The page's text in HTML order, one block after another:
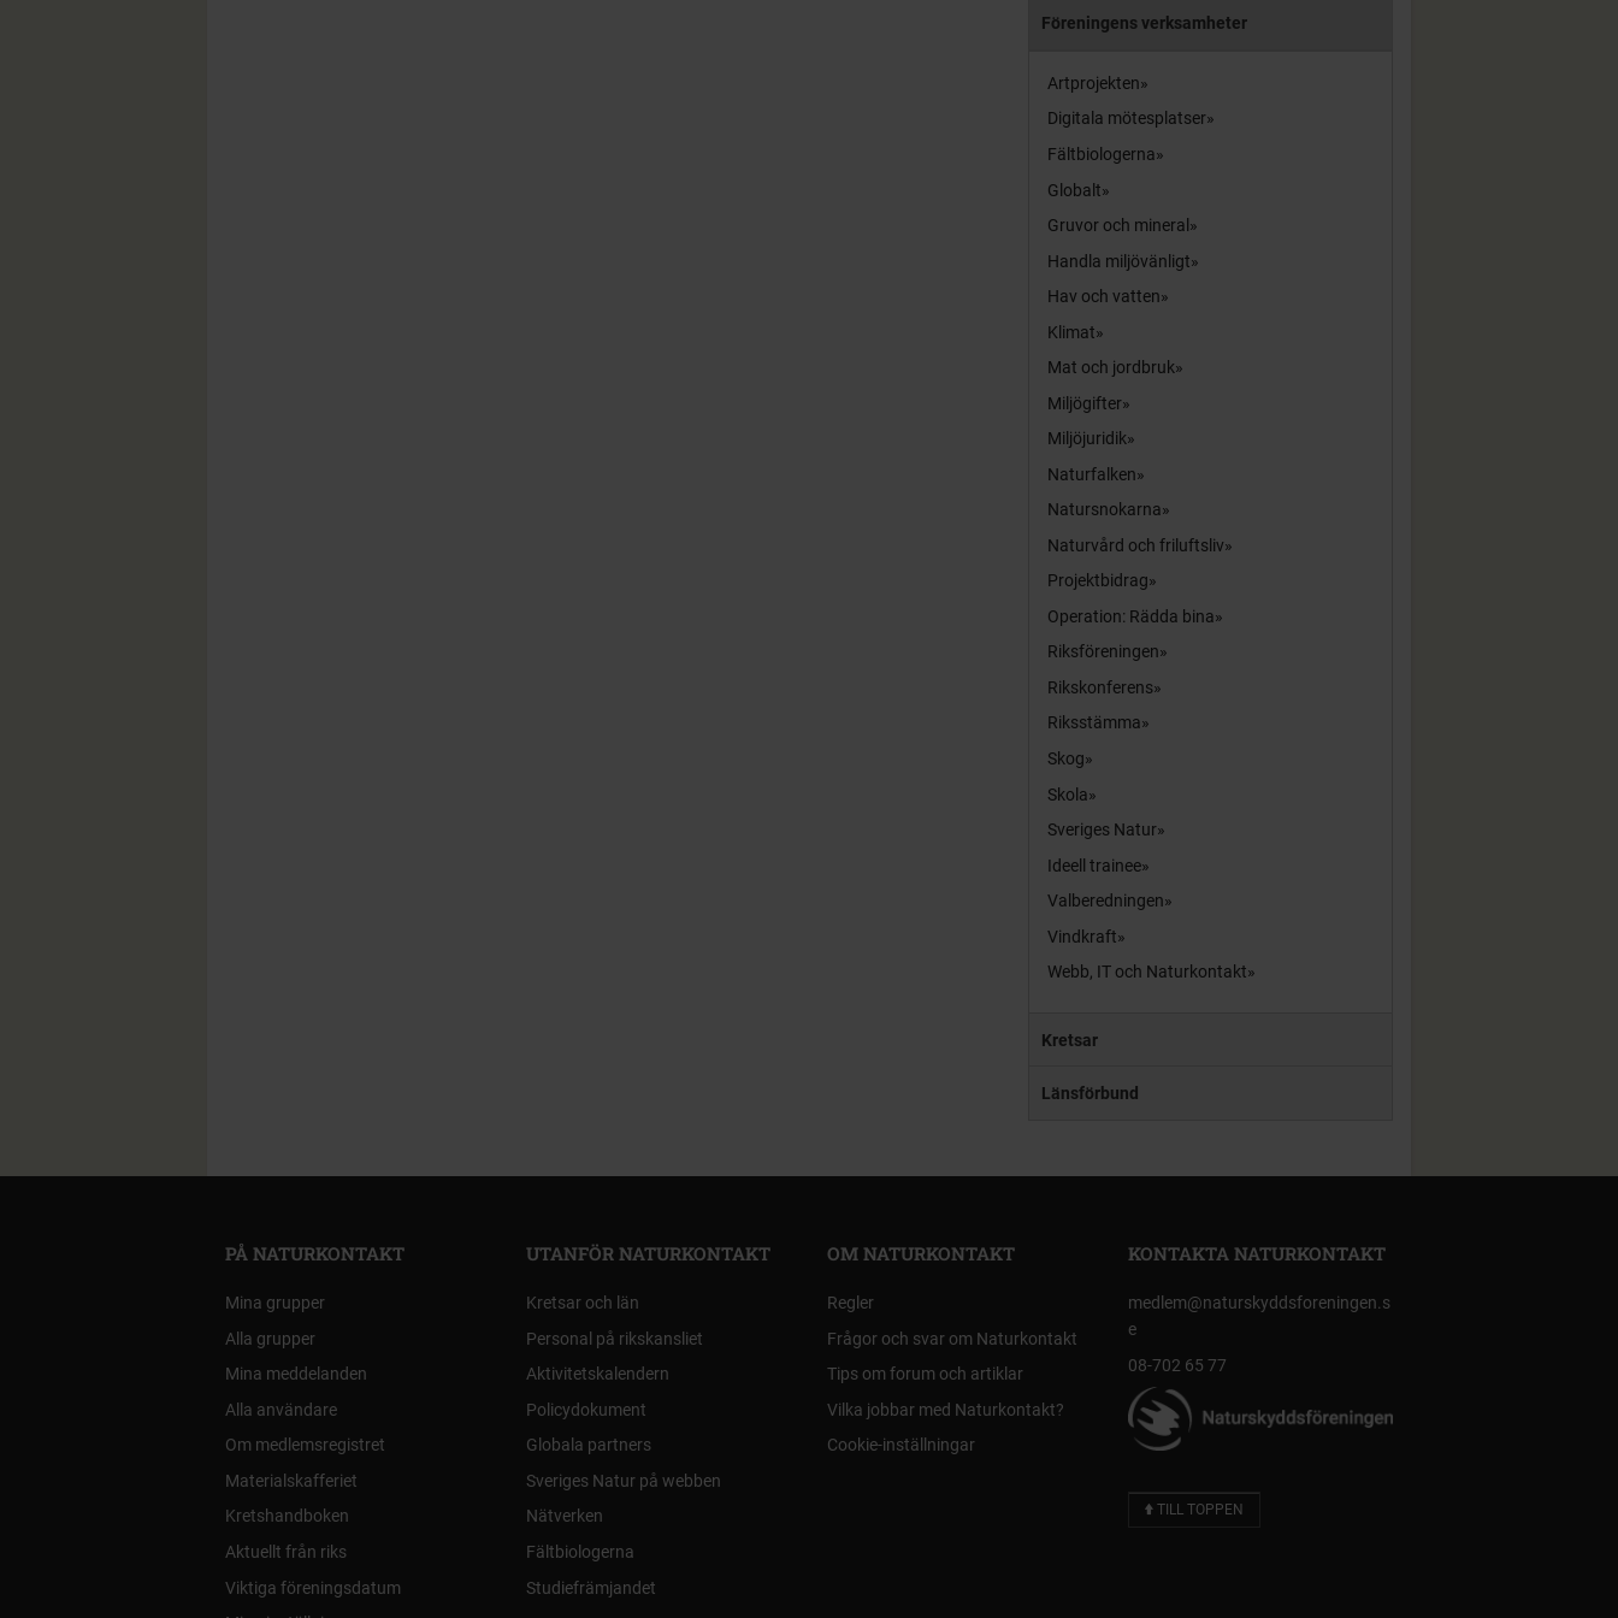
Föreningens verksamheter
Artprojekten
Digitala mötesplatser
Fältbiologerna
Globalt
Gruvor och mineral
Handla miljövänligt
Hav och vatten
Klimat
Mat och jordbruk
Miljögifter
Miljöjuridik
Naturfalken
Natursnokarna
Naturvård och friluftsliv
Projektbidrag
Operation: Rädda bina
Riksföreningen
Rikskonferens
Riksstämma
Skog
Skola
Sveriges Natur
Ideell trainee
Valberedningen
Vindkraft
Webb, IT och Naturkontakt
Kretsar
Länsförbund
PÅ NATURKONTAKT
Mina grupper
Alla grupper
Mina meddelanden
Alla användare
Om medlemsregistret
Materialskafferiet
Kretshandboken
Aktuellt från riks
Viktiga föreningsdatum
UTANFÖR NATURKONTAKT
Kretsar och län
Personal på rikskansliet
Aktivitetskalendern
Policydokument
Globala partners
Sveriges Natur på webben
Nätverken
Fältbiologerna
Studiefrämjandet
OM NATURKONTAKT
Regler
Frågor och svar om Naturkontakt
Tips om forum och artiklar
Vilka jobbar med Naturkontakt?
Cookie-inställningar
KONTAKTA NATURKONTAKT
medlem@naturskyddsforeningen.s
e
08-702 65 77
TILL TOPPEN